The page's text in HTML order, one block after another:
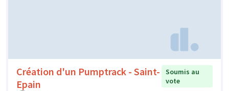
Création d'un Pumptrack - Saint-
Epain
Soumis au
vote